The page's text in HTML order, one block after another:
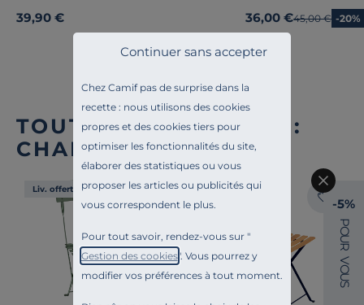
Chez Camif pas de surprise dans la
recette : nous utilisons des cookies
propres et des cookies tiers pour
optimiser les fonctionnalités du site,
élaborer des statistiques ou vous
proposer les articles ou publicités qui
vous correspondent le plus.
Pour tout savoir, rendez-vous sur "
Gestion des cookies". Vous pourrez y
modifier vos préférences à tout moment.
Continuer sans accepter
39,90 €
36,00 €Ancien prix
45,00 € -20%
TOUTE NOTRE OFFRE :
CHAISES DE JARDIN
Liv. offerte Liv. offerte
-5%
P
O
U
R
V
O
U
S